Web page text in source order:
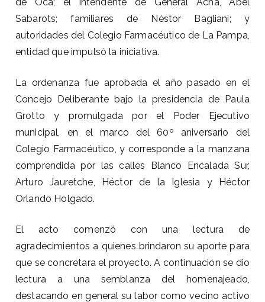
Sabarots; familiares de Néstor Bagliani; y
autoridades del Colegio Farmacéutico de La Pampa,
entidad que impulsó la iniciativa.
La ordenanza fue aprobada el año pasado en el
Concejo Deliberante bajo la presidencia de Paula
Grotto y promulgada por el Poder Ejecutivo
municipal, en el marco del 60º aniversario del
Colegio Farmacéutico, y corresponde a la manzana
comprendida por las calles Blanco Encalada Sur,
Arturo Jauretche, Héctor de la Iglesia y Héctor
Orlando Holgado.
El acto comenzó con una lectura de
agradecimientos a quienes brindaron su aporte para
que se concretara el proyecto. A continuación se dio
lectura a una semblanza del homenajeado,
destacando en general su labor como vecino activo